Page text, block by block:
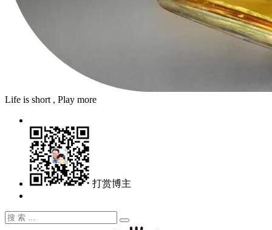
Life is short , Play more
打赏博主
搜
搜